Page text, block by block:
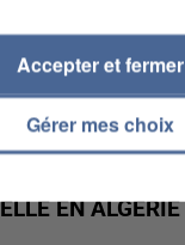
EN ALGÉRIE
Gérer mes choix
Accepter et fermer